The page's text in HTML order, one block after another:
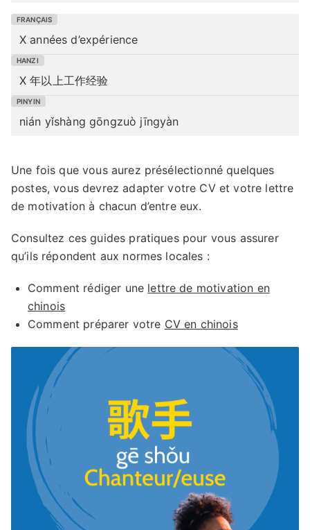
X années d’expérience
X 年以上工作经验
nián yǐshàng gōngzuò jīngyàn
Une fois que vous aurez présélectionné quelques
postes, vous devrez adapter votre CV et votre lettre
de motivation à chacun d’entre eux.
Consultez ces guides pratiques pour vous assurer
qu’ils répondent aux normes locales :
Comment rédiger une lettre de motivation en
chinois
Comment préparer votre CV en chinois